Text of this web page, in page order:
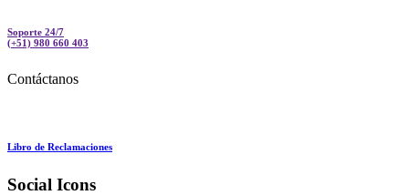
Soporte 24/7
(+51) 980 660 403
Contáctanos
Libro de Reclamaciones
Social Icons